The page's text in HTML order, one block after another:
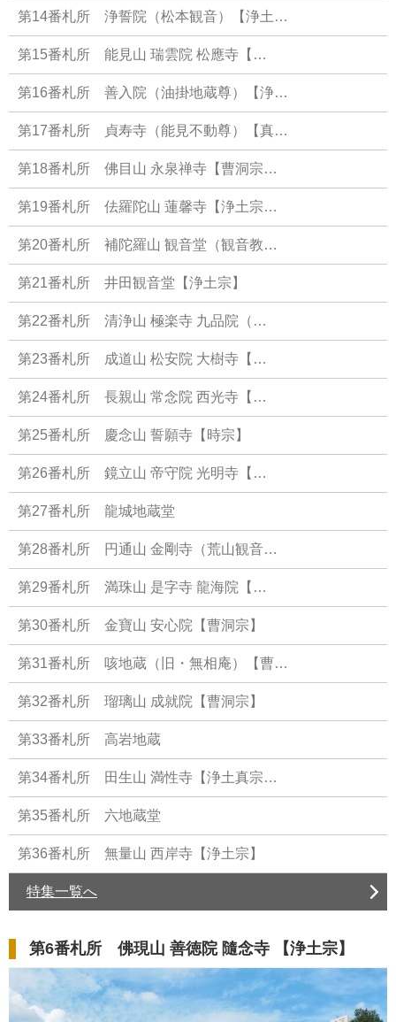
第14番札所 浄誓院（松本観音）【浄土…
第15番札所 能見山 瑞雲院 松應寺【…
第16番札所 善入院（油掛地蔵尊）【浄…
第17番札所 貞寿寺（能見不動尊）【真…
第18番札所 佛目山 永泉禅寺【曹洞宗…
第19番札所 佉羅陀山 蓮馨寺【浄土宗…
第20番札所 補陀羅山 観音堂（観音教…
第21番札所 井田観音堂【浄土宗】
第22番札所 清浄山 極楽寺 九品院（…
第23番札所 成道山 松安院 大樹寺【…
第24番札所 長親山 常念院 西光寺【…
第25番札所 慶念山 誓願寺【時宗】
第26番札所 鏡立山 帝守院 光明寺【…
第27番札所 龍城地蔵堂
第28番札所 円通山 金剛寺（荒山観音…
第29番札所 満珠山 是字寺 龍海院【…
第30番札所 金寶山 安心院【曹洞宗】
第31番札所 咳地蔵（旧・無相庵）【曹…
第32番札所 瑠璃山 成就院【曹洞宗】
第33番札所 高岩地蔵
第34番札所 田生山 満性寺【浄土真宗…
第35番札所 六地蔵堂
第36番札所 無量山 西岸寺【浄土宗】
特集一覧へ
第6番札所 佛現山 善徳院 隨念寺 【浄土宗】